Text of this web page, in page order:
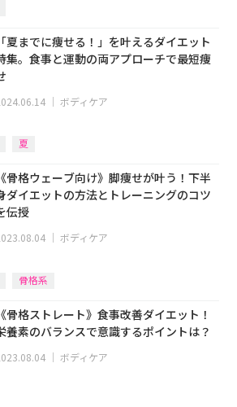
「夏までに痩せる！」を叶えるダイエット
集。食事と運動の両アプローチで最短痩
｜ボディケア
夏
《骨格ウェーブ向け》脚痩せが叶う！下半
ダイエットの方法とトレーニングのコツ
伝授
｜ボディケア
骨格系
《骨格ストレート》食事改善ダイエット！
養素のバランスで意識するポイントは？
｜ボディケア